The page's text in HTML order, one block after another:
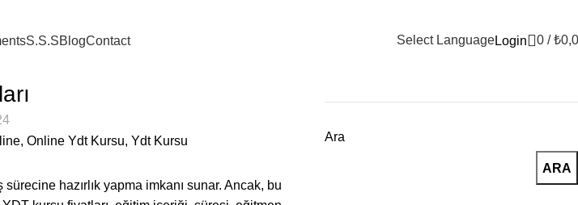
S.S.SBlogContact Select LanguageLogin 0 / ₺
hazırlık yapma imkanı sunar. Ancak, bu
Ara
ARA